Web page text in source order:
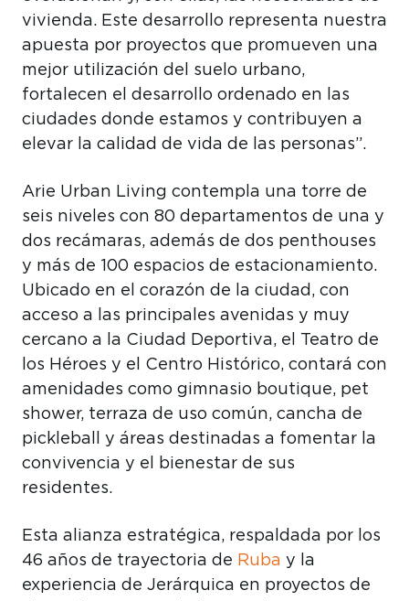
vivienda. Este desarrollo representa nuestra
apuesta por proyectos que promueven una
mejor utilización del suelo urbano,
fortalecen el desarrollo ordenado en las
ciudades donde estamos y contribuyen a
elevar la calidad de vida de las personas”.
Arie Urban Living contempla una torre de
seis niveles con 80 departamentos de una y
dos recámaras, además de dos penthouses
y más de 100 espacios de estacionamiento.
Ubicado en el corazón de la ciudad, con
acceso a las principales avenidas y muy
cercano a la Ciudad Deportiva, el Teatro de
los Héroes y el Centro Histórico, contará con
amenidades como gimnasio boutique, pet
shower, terraza de uso común, cancha de
pickleball y áreas destinadas a fomentar la
convivencia y el bienestar de sus
residentes.
Esta alianza estratégica, respaldada por los
46 años de trayectoria de Ruba y la
experiencia de Jerárquica en proyectos de